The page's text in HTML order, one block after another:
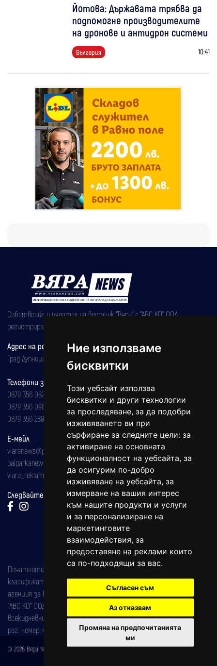
Ние използваме
бисквитки
Този уебсайт използва
бисквитки и други технологии
за проследяване, за да подобри
изживяването ви при
сърфиране за следните цели: за
активиране на основната
функционалност на уебсайта, за
да осигурим по-добро
изживяване на уебсайта, за
измерване на вашия интерес
към нашите продукти и услуги
и за персонализиране на
маркетинговите
взаимодействия, за
предоставяне на реклами които
са по-подходящи за вас.
Съгласен съм
Аз отказвам
Промяна на предпочитанията
ми
Йотова: Държавата трябва да
подпомогне производителите
на дронове и антидрон системи
България 10:41
Собственик и издател на вестник "Вяра" е "АВС КО" ООД,
регистрирана на 08.05.2002 година.
Адрес на редакцията
Град Дупница, ул.''Христо Ботев" 43
Телефони за реклама и абонаменти
0879 356 082
0879 356 098
0879 356 289
Е-мейл
viaranews@gmail.com
balgarkanews@gmail.com
viara_reklama@mail.bg
Следвайте ни:
Печатното издание на вестника е регистрирано в националния
класификатор на печатните издания (Българска национална
агенция за ISSN) под номер: ISSN 1312-4722.
"АВС КО" ООД е притежател на марката: Вяра информационен
всекидневник на югозападна България, със свидетелство за марка
рег. номер: 47857/11.05.2004 година.
© 2026 Вяра News Всички права запазени!